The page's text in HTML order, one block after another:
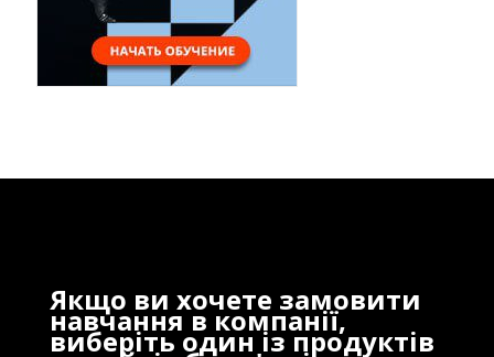
Якщо ви хочете замовити
навчання в компанії,
виберіть один із продуктів